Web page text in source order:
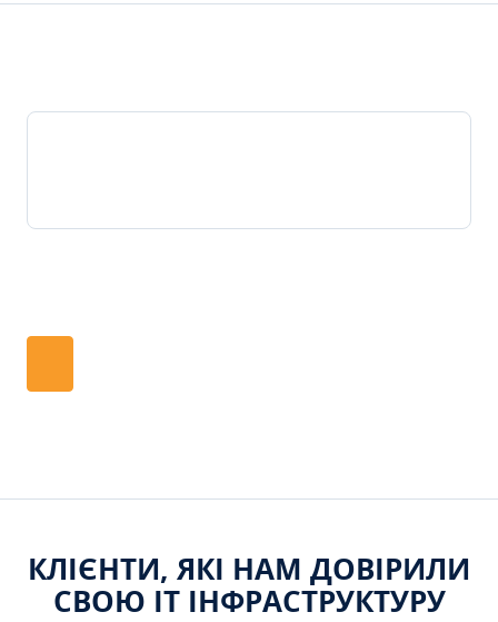
КЛІЄНТИ, ЯКІ НАМ ДОВІРИЛИ
СВОЮ ІТ ІНФРАСТРУКТУРУ